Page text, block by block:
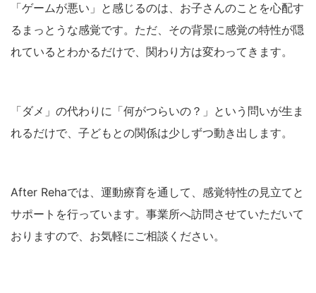
「ゲームが悪い」と感じるのは、お子さんのことを心配す
るまっとうな感覚です。ただ、その背景に感覚の特性が隠
れているとわかるだけで、関わり方は変わってきます。
「ダメ」の代わりに「何がつらいの？」という問いが生ま
れるだけで、子どもとの関係は少しずつ動き出します。
After Rehaでは、運動療育を通して、感覚特性の見立てと
サポートを行っています。事業所へ訪問させていただいて
おりますので、お気軽にご相談ください。